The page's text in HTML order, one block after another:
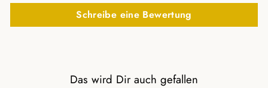
Schreibe eine Bewertung
Das wird Dir auch gefallen